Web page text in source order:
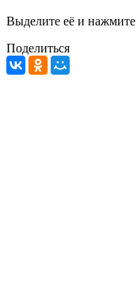
Выделите её и нажмите
Поделиться